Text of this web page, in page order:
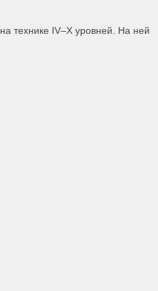
технике IV–X уровней. На ней